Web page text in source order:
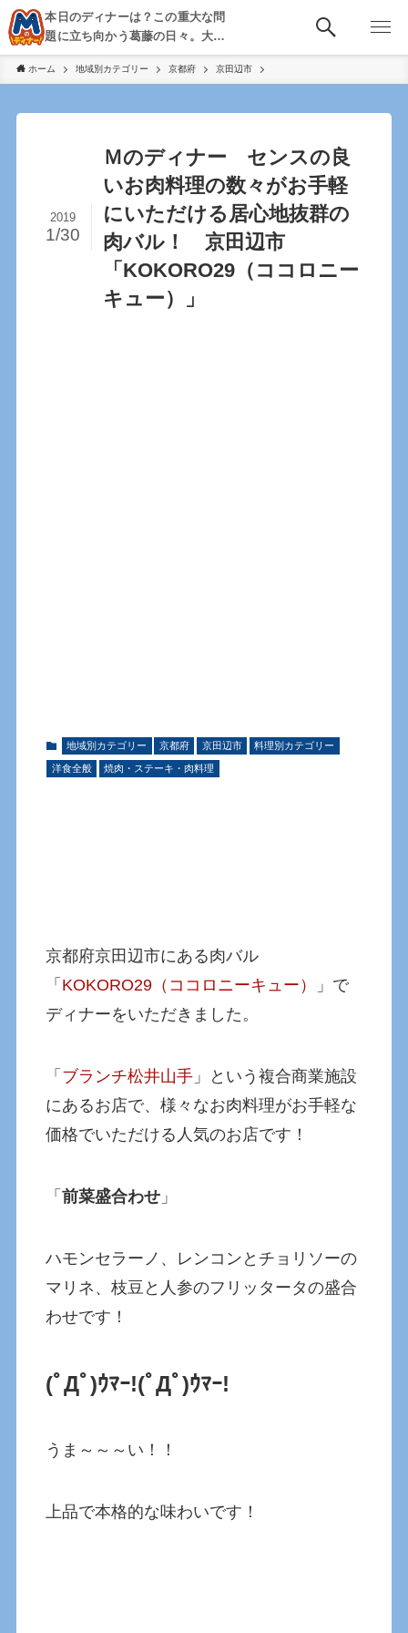
本日のディナーは？この重大な問
題に立ち向かう葛藤の日々。大
阪・京都・神戸を中心とした食べ
歩き、飲み歩きを綴る。
ホーム 地域別カテゴリー 京都府 京田辺市
Ｍのディナー センスの良
いお肉料理の数々がお手軽
にいただける居心地抜群の
肉バル！ 京田辺市
「KOKORO29（ココロニー
キュー）」
2019
1/30
地域別カテゴリー 京都府 京田辺市 料理別カテゴリー
洋食全般 焼肉・ステーキ・肉料理
京都府京田辺市にある肉バル
「 KOKORO29（ココロニーキュー）
」で
ディナーをいただきました。
「 ブランチ松井山手 」という複合商業施設
にあるお店で、様々なお肉料理がお手軽な
価格でいただける人気のお店です！
「前菜盛合わせ 」
ハモンセラーノ、レンコンとチョリソーの
マリネ、枝豆と人参のフリッタータの盛合
わせです！
(ﾟДﾟ)ｳﾏｰ!(ﾟДﾟ)ｳﾏｰ!
うま～～～い！！
上品で本格的な味わいです！